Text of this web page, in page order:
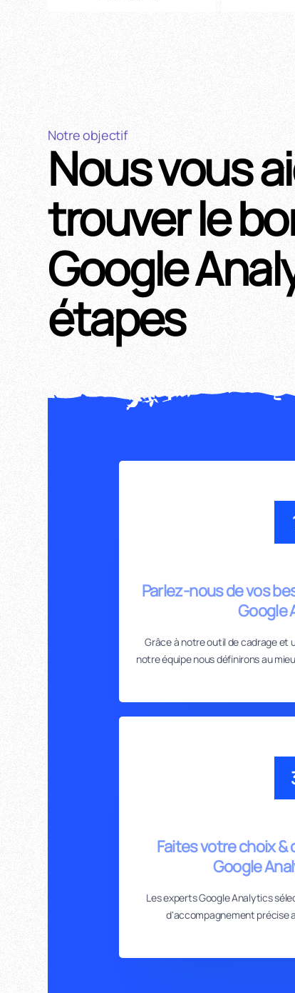
Notre objectif
Nous vous
trouver le
Google
étapes
Parlez-nous de vos
Google
Grâce à notre outil de cadrage et
notre équipe nous définirons au
Faites votre choix
Google
Les experts Google Analytics
d'accompagnement précise